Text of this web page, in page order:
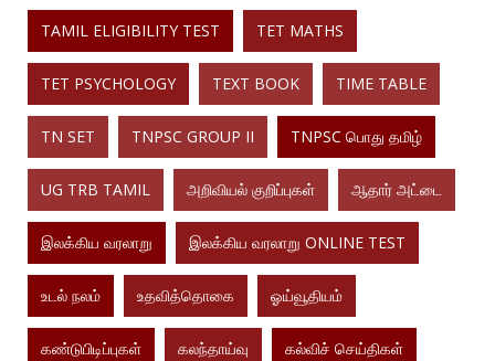
TAMIL ELIGIBILITY TEST TET MATHS
TET PSYCHOLOGY TEXT BOOK TIME TABLE
TN SET TNPSC GROUP II TNPSC பொது தமிழ்
UG TRB TAMIL அறிவியல் குறிப்புகள் ஆதார் அட்டை
இலக்கிய வரலாறு இலக்கிய வரலாறு ONLINE TEST
உடல் நலம் உதவித்தொகை ஓய்வூதியம்
கண்டுபிடிப்புகள் கலந்தாய்வு கல்விச் செய்திகள்